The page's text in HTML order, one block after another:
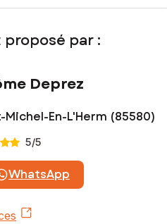
: Jérôme DEPREZ, Tél. :
- EI - Agent
de LA ROCHE-SUR-YON
par :
Deprez
Michel-En-L'Herm (85580)
5/5
WhatsApp